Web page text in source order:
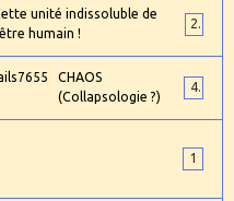
unité indissoluble de
humain !
2
CHAOS
(Collapsologie ?)
4
1